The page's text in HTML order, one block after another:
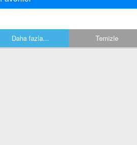
Daha fazla... Temizle